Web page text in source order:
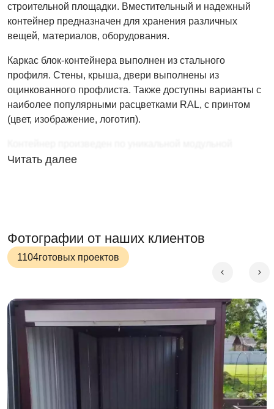
строительной площадки. Вместительный и надежный
контейнер предназначен для хранения различных
вещей, материалов, оборудования.
Каркас блок-контейнера выполнен из стального
профиля. Стены, крыша, двери выполнены из
оцинкованного профлиста. Также доступны варианты с
наиболее популярными расцветками RAL, с принтом
(цвет, изображение, логотип).
технологии. Сооружение можно быстро собрать и
Читать далее
Фотографии от наших клиентов
1104готовых проектов